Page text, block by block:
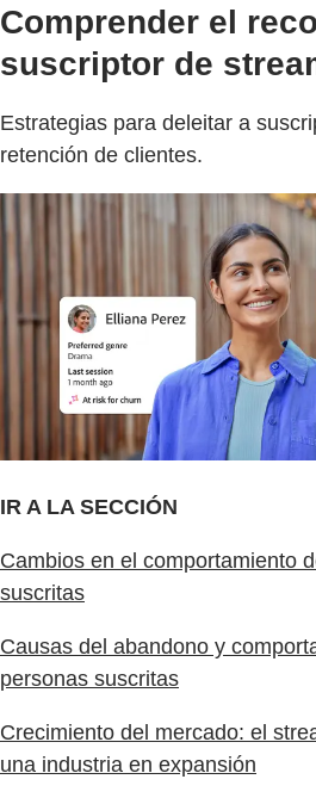
Comprender el
suscriptor de
Estrategias para deleitar a
retención de clientes.
IR A LA SECCIÓN
Cambios en el comportamiento
suscritas
Causas del abandono y
personas suscritas
Crecimiento del mercado: el
una industria en expansión